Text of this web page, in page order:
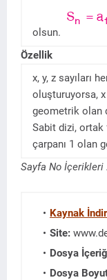
olsun.
Özellik
x, y, z sayıları
oluşturuyorsa,
geometrik olan
Sabit dizi, ortak
çarpanı 1 olan
Sayfa No İçerikleri
Kaynak
Site:
Dosya
Dosya